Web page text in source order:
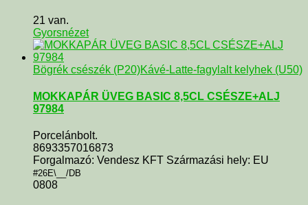
21 van.
Gyorsnézet
Bögrék csészék (P20)Kávé-Latte-fagylalt kelyhek (U50)
MOKKAPÁR ÜVEG BASIC 8,5CL CSÉSZE+ALJ
97984
Porcelánbolt.
8693357016873
Forgalmazó: Vendesz KFT Származási hely: EU
#26E\__/DB
0808